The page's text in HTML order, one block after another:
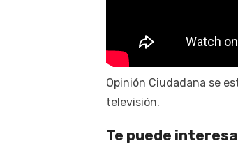
Opinión Ciudadana se
televisión.
Te puede